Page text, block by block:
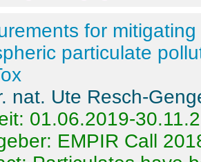
for
particulate
nat. Ute Resch-
01.06.2019-
EMPIR Call